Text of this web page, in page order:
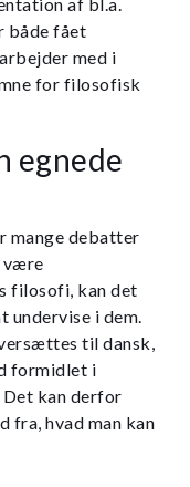
både fået
med i
for filosofisk
egnede
mange debatter
være
filosofi, kan det
i dem.
til dansk,
formidlet i
kan derfor
fra, hvad man kan